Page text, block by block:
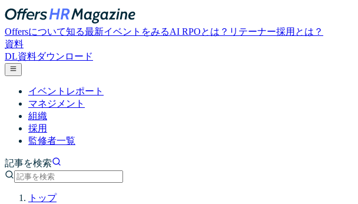
Offersについて知る最新イベントをみるAI RPOとは？ リテーナー採用とは？
資料
DL資料ダウンロード
イベントレポート
マネジメント
組織
採用
監修者一覧
記事を検索
トップ